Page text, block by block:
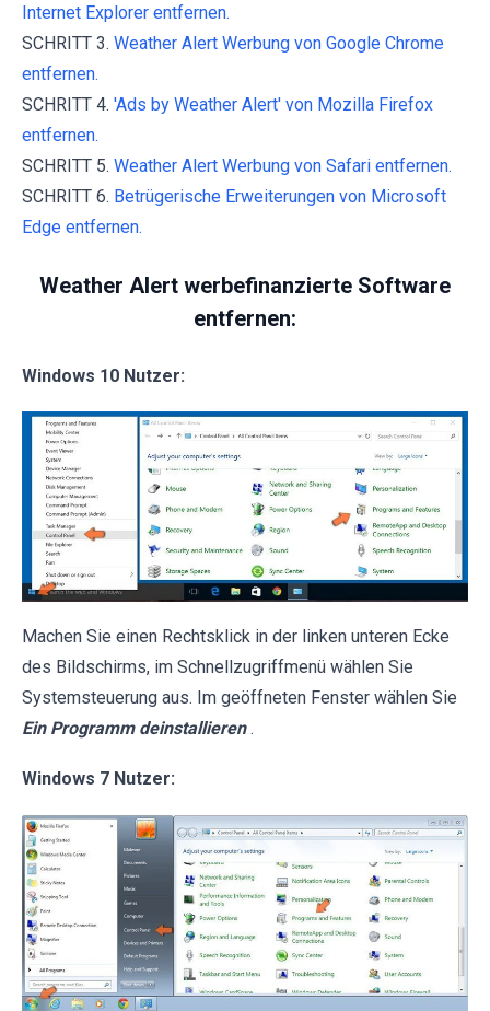
Internet Explorer entfernen.
SCHRITT 3. Weather Alert Werbung von Google Chrome
entfernen.
SCHRITT 4. 'Ads by Weather Alert' von Mozilla Firefox
entfernen.
SCHRITT 5. Weather Alert Werbung von Safari entfernen.
SCHRITT 6. Betrügerische Erweiterungen von Microsoft
Edge entfernen.
Weather Alert werbefinanzierte Software
entfernen:
Windows 10 Nutzer:
Machen Sie einen Rechtsklick in der linken unteren Ecke
des Bildschirms, im Schnellzugriffmenü wählen Sie
Systemsteuerung aus. Im geöffneten Fenster wählen Sie
Ein Programm deinstallieren .
Windows 7 Nutzer: